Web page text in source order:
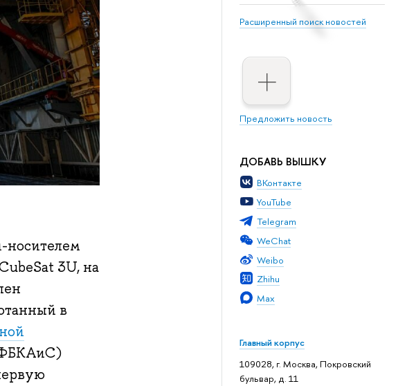
Расширенный поиск новостей
Предложить новость
ДОБАВЬ ВЫШКУ
ВКонтакте
YouTube
Telegram
WeChat
Weibo
Zhihu
Max
Главный корпус
109028, г. Москва, Покровский
бульвар, д. 11
носителем
3U, на
в